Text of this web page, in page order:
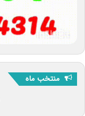
منتخب ماه